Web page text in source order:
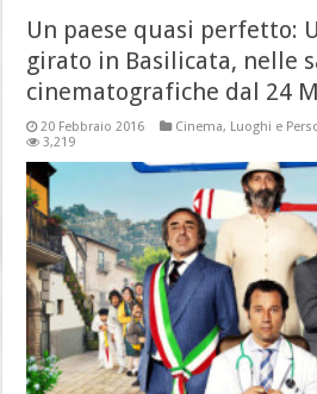
Un paese quasi perfetto:
girato in Basilicata, nelle
cinematografiche dal 24
20 Febbraio 2016 Cinema, Luoghi e
3,219